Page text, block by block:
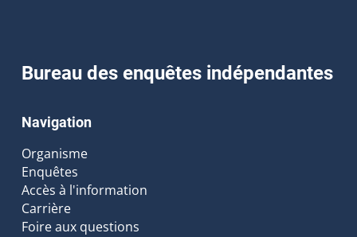
Bureau des enquêtes indépendantes
Navigation
Organisme
Enquêtes
Accès à l'information
Carrière
Foire aux questions